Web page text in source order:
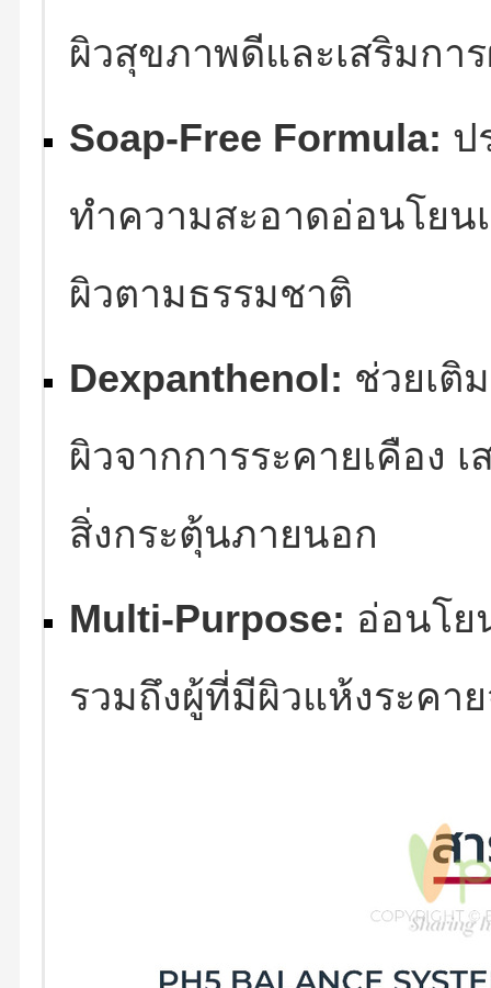
ผิวสุขภาพดีและเสริมกา
Soap-Free Formula: ป
ทำความสะอาดอ่อนโยน
ผิวตามธรรมชาติ
Dexpanthenol: ช่วยเติ
ผิวจากการระคายเคือง
สิ่งกระตุ้นภายนอก
Multi-Purpose: อ่อนโย
รวมถึงผู้ที่มีผิวแห้งระคา